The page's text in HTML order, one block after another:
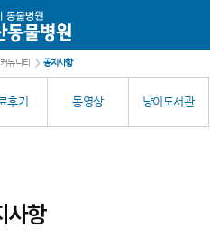
커뮤니티 > 공지사항
후기 동영상 냥이도서관
사항